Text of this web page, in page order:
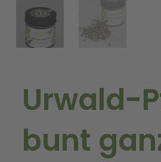
Urwald-
bunt